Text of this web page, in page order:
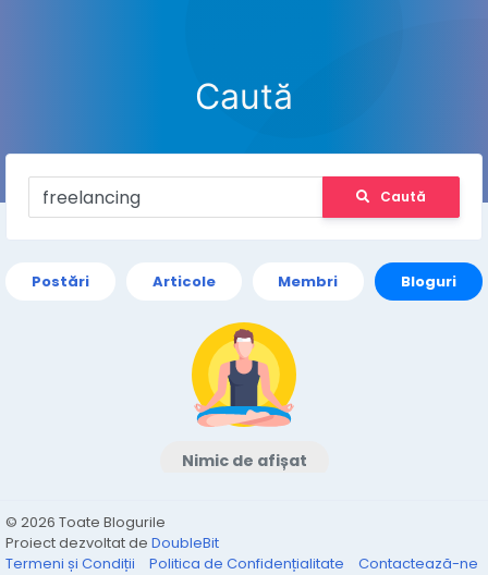
Caută
Caută
Postări Articole Membri Bloguri
Nimic de afișat
© 2026 Toate Blogurile
Proiect dezvoltat de DoubleBit
Termeni și Condiții
Politica de Confidențialitate Contactează-ne